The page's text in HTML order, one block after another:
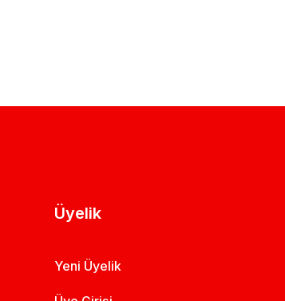
Üyelik
Yeni Üyelik